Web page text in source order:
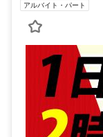
アルバイト・パート